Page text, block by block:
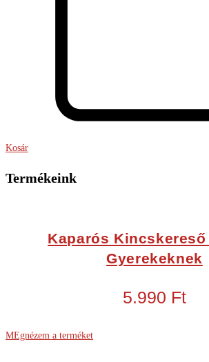
Kosár
Termékeink
Kaparós Kincskereső
Gyerekeknek
5.990 Ft
MEgnézem a terméket